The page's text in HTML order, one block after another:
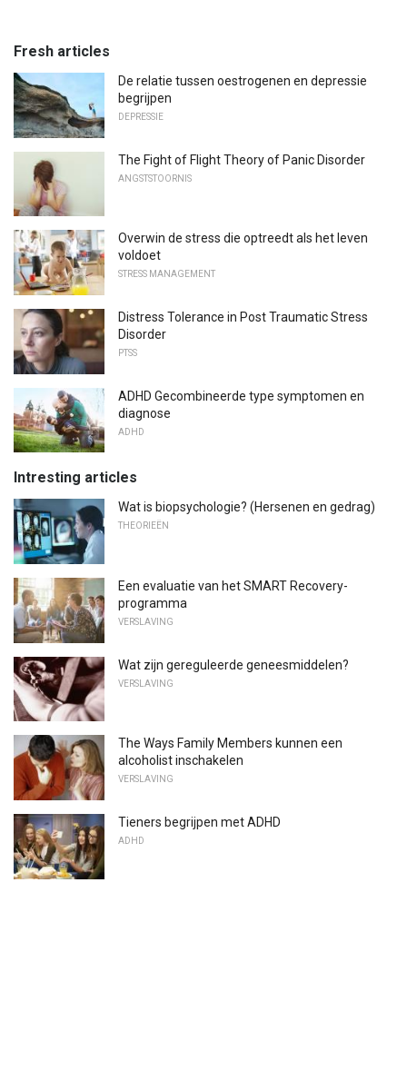
Fresh articles
De relatie tussen oestrogenen en depressie
begrijpen
DEPRESSIE
The Fight of Flight Theory of Panic Disorder
ANGSTSTOORNIS
Overwin de stress die optreedt als het leven
voldoet
STRESS MANAGEMENT
Distress Tolerance in Post Traumatic Stress
Disorder
PTSS
ADHD Gecombineerde type symptomen en
diagnose
ADHD
Intresting articles
Wat is biopsychologie? (Hersenen en gedrag)
THEORIEËN
Een evaluatie van het SMART Recovery-
programma
VERSLAVING
Wat zijn gereguleerde geneesmiddelen?
VERSLAVING
The Ways Family Members kunnen een
alcoholist inschakelen
VERSLAVING
Tieners begrijpen met ADHD
ADHD